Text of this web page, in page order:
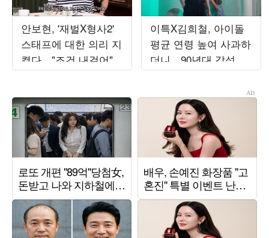
안보현, '재벌X형사2'
스태프에 대한 의리 지
켰다…"조건 내걸어"
상남자 면모 ('목요일
이특X김희철, 아이돌
평균 연령 높여 사과하
더니…90년대 감성 재
해석 ('트기트기 이특')